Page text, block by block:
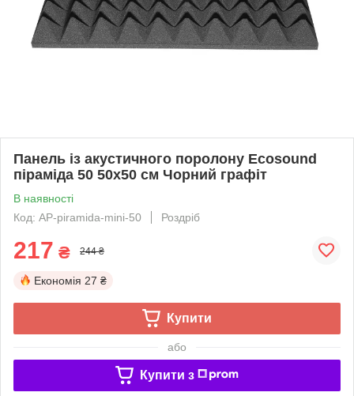
Панель із акустичного поролону Ecosound
піраміда 50 50х50 см Чорний графіт
В наявності
Код: AP-piramida-mini-50
Роздріб
217 ₴ 244 ₴
Економія 27 ₴
Купити
або
Купити з